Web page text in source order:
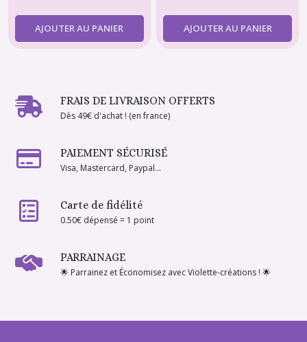
AJOUTER AU PANIER AJOUTER AU PANIER
FRAIS DE LIVRAISON OFFERTS
Dès 49€ d'achat ! (en france)
PAIEMENT SÉCURISÉ
Visa, Mastercard, Paypal...
Carte de fidélité
0.50€ dépensé = 1 point
PARRAINAGE
🌟 Parrainez et Économisez avec Violette-créations ! 🌟